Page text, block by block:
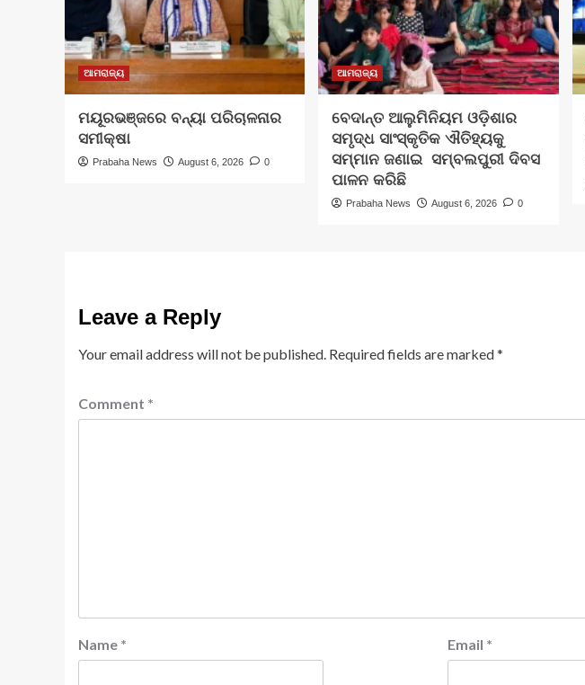
ଆମରାଜ୍ୟ
ମୟୂରଭଞ୍ଜରେ ବନ୍ୟା ପରିଚାଳନାର
ସମୀକ୍ଷା
Prabaha News August 6, 2026 0
ଆମରାଜ୍ୟ
ବେଦାନ୍ତ ଆଲୁମିନିୟମ ଓଡ଼ିଶାର
ସମୃଦ୍ଧ ସାଂସ୍କୃତିକ ଐତିହ୍ୟକୁ
ସମ୍ମାନ ଜଣାଇ ସମ୍ବଲପୁରୀ ଦିବସ
ପାଳନ କରିଛି
Prabaha News August 6, 2026 0
Leave a Reply
Your email address will not be published. Required fields are marked*
Comment *
Name * Email *